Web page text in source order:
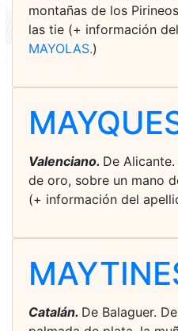
montañas de los
las tie (+ información
MAYOLAS.)
Valenciano. De
de oro, sobre un mano
(+ información del
Catalán. De Balaguer.